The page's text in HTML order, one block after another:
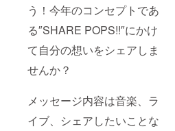
う！今年のコンセプトであ
る″SHARE POPS!!″にかけ
て自分の想いをシェアしま
せんか？
メッセージ内容は音楽、ラ
イブ、シェアしたいことな